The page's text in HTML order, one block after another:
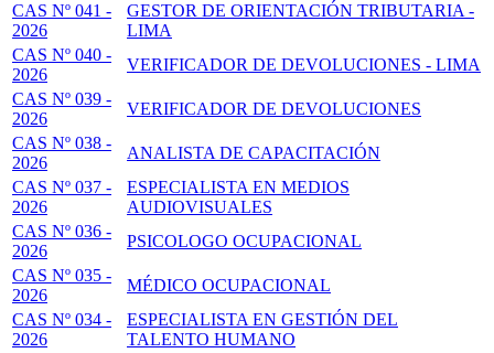
CAS Nº 041 -
2026
GESTOR DE ORIENTACIÓN TRIBUTARIA -
LIMA
CAS Nº 040 -
2026
VERIFICADOR DE DEVOLUCIONES - LIMA
CAS Nº 039 -
2026
VERIFICADOR DE DEVOLUCIONES
CAS Nº 038 -
2026
ANALISTA DE CAPACITACIÓN
CAS Nº 037 -
2026
ESPECIALISTA EN MEDIOS
AUDIOVISUALES
CAS Nº 036 -
2026
PSICOLOGO OCUPACIONAL
CAS Nº 035 -
2026
MÉDICO OCUPACIONAL
CAS Nº 034 -
2026
ESPECIALISTA EN GESTIÓN DEL
TALENTO HUMANO